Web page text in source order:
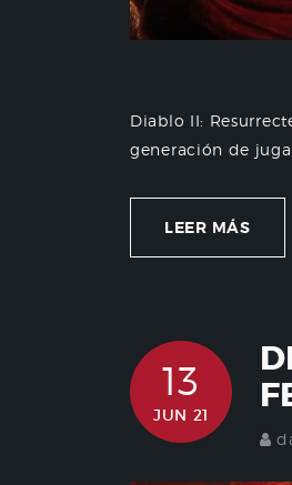
Diablo II:
generación de
LEER MÁS
13
JUN 21